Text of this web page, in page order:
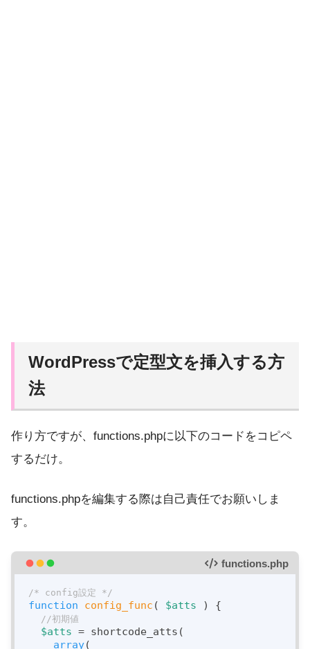
WordPressで定型文を挿入する方
法
作り方ですが、functions.phpに以下のコードをコピペ
するだけ。
functions.phpを編集する際は自己責任でお願いしま
す。
functions.php
/* config設定 */
function config_func ( $atts ) {
//初期値
$atts = shortcode_atts(
array(